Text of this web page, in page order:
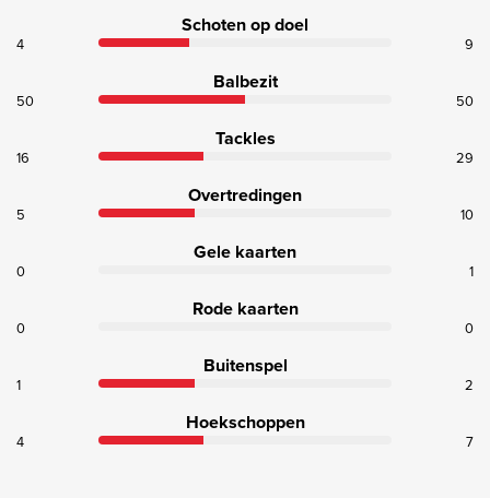
Schoten op doel
4 9
Balbezit
50 50
Tackles
16 29
Overtredingen
5 10
Gele kaarten
0 1
Rode kaarten
0 0
Buitenspel
1 2
Hoekschoppen
4 7